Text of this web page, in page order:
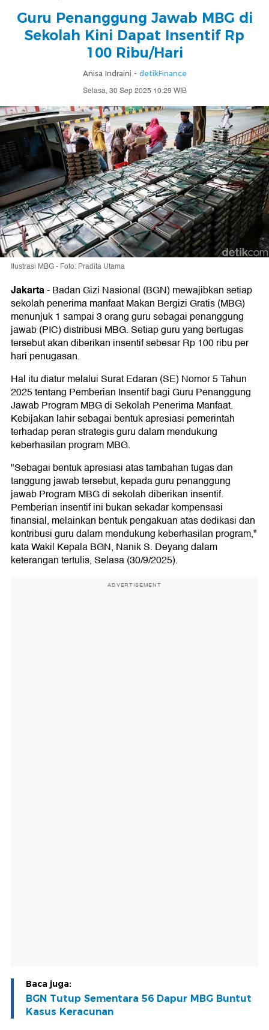
Guru Penanggung Jawab MBG di
Sekolah Kini Dapat Insentif Rp
100 Ribu/Hari
Anisa Indraini - detikFinance
Selasa, 30 Sep 2025 10:29 WIB
Ilustrasi MBG - Foto: Pradita Utama
Jakarta-Badan Gizi Nasional (BGN) mewajibkan setiap
sekolah penerima manfaat Makan Bergizi Gratis (MBG)
menunjuk 1 sampai 3 orang guru sebagai penanggung
jawab (PIC) distribusi MBG. Setiap guru yang bertugas
tersebut akan diberikan insentif sebesar Rp 100 ribu per
hari penugasan.
Hal itu diatur melalui Surat Edaran (SE) Nomor 5 Tahun
2025 tentang Pemberian Insentif bagi Guru Penanggung
Jawab Program MBG di Sekolah Penerima Manfaat.
Kebijakan lahir sebagai bentuk apresiasi pemerintah
terhadap peran strategis guru dalam mendukung
keberhasilan program MBG.
"Sebagai bentuk apresiasi atas tambahan tugas dan
tanggung jawab tersebut, kepada guru penanggung
jawab Program MBG di sekolah diberikan insentif.
Pemberian insentif ini bukan sekadar kompensasi
finansial, melainkan bentuk pengakuan atas dedikasi dan
kontribusi guru dalam mendukung keberhasilan program,"
kata Wakil Kepala BGN, Nanik S. Deyang dalam
keterangan tertulis, Selasa (30/9/2025).
ADVERTISEMENT
Baca juga:
BGN Tutup Sementara 56 Dapur MBG Buntut
Kasus Keracunan